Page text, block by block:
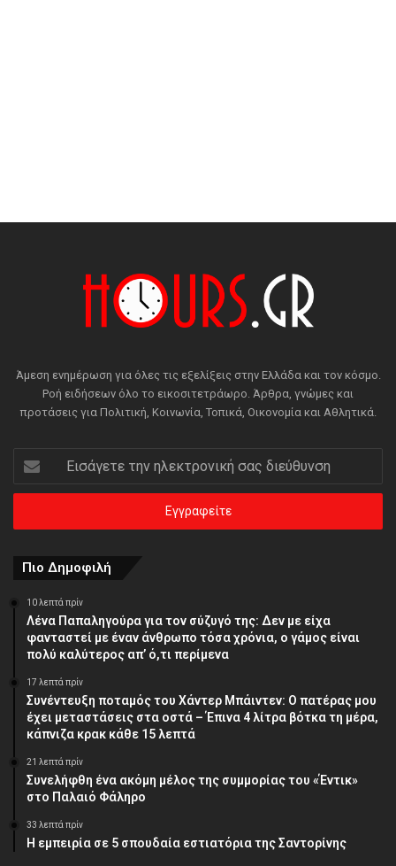
Άμεση ενημέρωση για όλες τις εξελίξεις στην Ελλάδα και τον κόσμο.
Ροή ειδήσεων όλο το εικοσιτετράωρο. Άρθρα, γνώμες και
προτάσεις για Πολιτική, Κοινωνία, Τοπικά, Οικονομία και Αθλητικά.
Εισάγετε
την
ηλεκτρονική
διεύθυνση
Πιο Δημοφιλή
10 λεπτά πρίν
Λένα Παπαληγούρα για τον σύζυγό της: Δεν με είχα
φανταστεί με έναν άνθρωπο τόσα χρόνια, ο γάμος είναι
πολύ καλύτερος απ’ ό,τι περίμενα
17 λεπτά πρίν
Συνέντευξη ποταμός του Χάντερ Μπάιντεν: Ο πατέρας μου
έχει μεταστάσεις στα οστά – Έπινα 4 λίτρα βότκα τη μέρα,
κάπνιζα κρακ κάθε 15 λεπτά
21 λεπτά πρίν
Συνελήφθη ένα ακόμη μέλος της συμμορίας του «Έντικ»
στο Παλαιό Φάληρο
33 λεπτά πρίν
Η εμπειρία σε 5 σπουδαία εστιατόρια της Σαντορίνης